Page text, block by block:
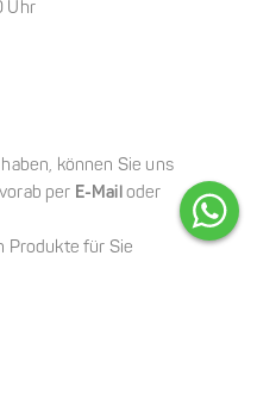
Uhr
können Sie uns
per E-Mail oder
Produkte für Sie